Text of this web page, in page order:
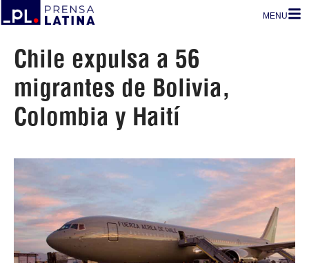
MENU
Chile expulsa a 56
migrantes de Bolivia,
Colombia y Haití